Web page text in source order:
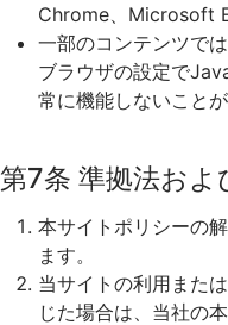
Chrome、Microsoft
一部のコンテンツで
ブラウザの設定で
常に機能しないことが
第7条 準拠法およ
本サイトポリシーの
ます。
当サイトの利用また
じた場合は、当社の